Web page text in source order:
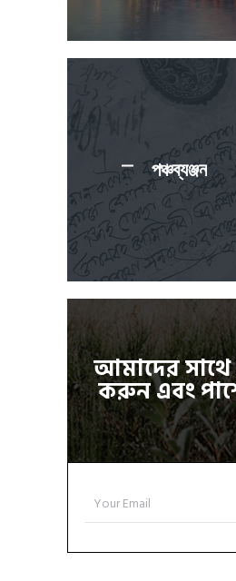
পঞ্চব্যঞ্জন
আমাদের
করুন এবং